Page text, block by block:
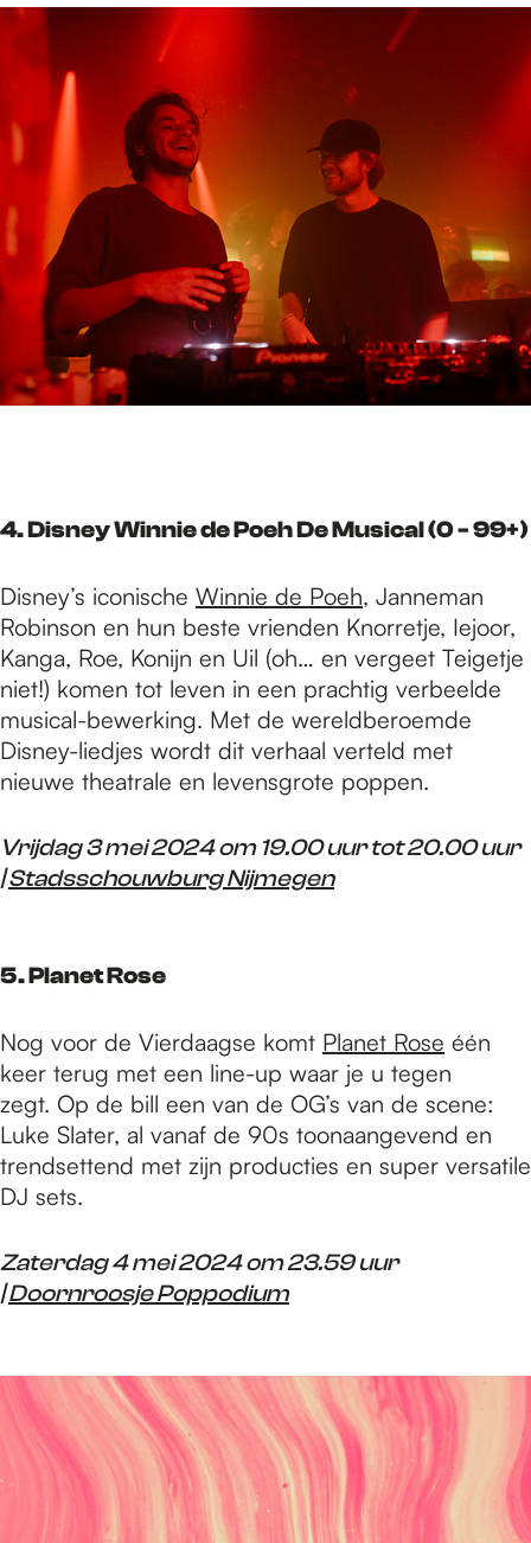
4. Disney Winnie de Poeh De Musical (0 - 99+)
Disney’s iconische Winnie de Poeh, Janneman
Robinson en hun beste vrienden Knorretje, Iejoor,
Kanga, Roe, Konijn en Uil (oh… en vergeet Teigetje
niet!) komen tot leven in een prachtig verbeelde
musical-bewerking. Met de wereldberoemde
Disney-liedjes wordt dit verhaal verteld met
nieuwe theatrale en levensgrote poppen.
Vrijdag 3 mei 2024 om 19.00 uur tot 20.00 uur
|Stadsschouwburg Nijmegen
5. Planet Rose
Nog voor de Vierdaagse komt Planet Rose één
keer terug met een line-up waar je u tegen
zegt. Op de bill een van de OG’s van de scene:
Luke Slater, al vanaf de 90s toonaangevend en
trendsettend met zijn producties en super versatile
DJ sets.
Zaterdag 4 mei 2024 om 23.59 uur
|Doornroosje Poppodium